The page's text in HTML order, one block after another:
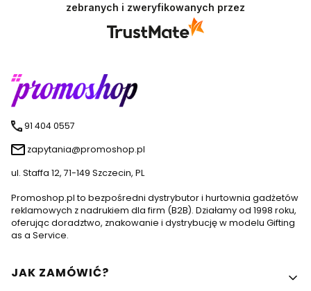
zebranych i zweryfikowanych przez
91 404 0557
zapytania@promoshop.pl
ul. Staffa 12, 71-149 Szczecin, PL
Promoshop.pl to bezpośredni dystrybutor i hurtownia gadżetów
reklamowych z nadrukiem dla firm (B2B). Działamy od 1998 roku,
oferując doradztwo, znakowanie i dystrybucję w modelu Gifting
as a Service.
Linki w stopce
JAK ZAMÓWIĆ?